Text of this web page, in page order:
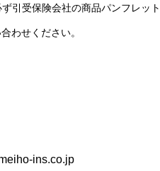
引受保険会社の商品パンフレ
わせください。
ins.co.jp